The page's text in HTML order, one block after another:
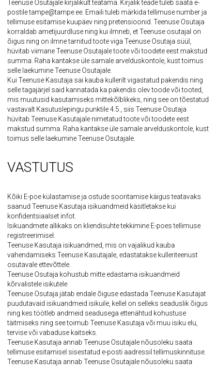
Teenuse Osutajale kirjalikult teatama. Kirjalik teade tuleb saata e-
postile tampe@tampe.ee. Emaili tuleb märkida tellimuse number ja
tellimuse esitamise kuupäev ning pretensioonid. Teenuse Osutaja
korraldab ametijuurdluse ning kui ilmneb, et Teenuse osutajal on
õigus ning on ilmne tarnitud toote viga Teenuse Osutaja süül,
hüvitab viimane Teenuse Osutajale toote või toodete eest makstud
summa. Raha kantakse üle samale arvelduskontole, kust toimus
selle laekumine Teenuse Osutajale.
Kui Teenuse Kasutaja sai kauba kullerilt vigastatud pakendis ning
selle tagajärjel said kannatada ka pakendis olev toode või tooted,
mis muutusid kasutamiseks mittekõlblikeks, ning see on tõestatud
vastavalt Kasutuslepingu punktile 4.5., siis Teenuse Osutaja
hüvitab Teenuse Kasutajale nimetatud toote või toodete eest
makstud summa. Raha kantakse üle samale arvelduskontole, kust
toimus selle laekumine Teenuse Osutajale.
VASTUTUS
Kõiki E-poe külastamise ja ostude sooritamise käigus teatavaks
saanud Teenuse Kasutaja isikuandmeid käsitletakse kui
konfidentsiaalset infot.
Isikuandmete allikaks on kliendisuhte tekkimine E-poes tellimuse
registreerimisel.
Teenuse Kasutaja isikuandmed, mis on vajalikud kauba
vahendamiseks Teenuse Kasutajale, edastatakse kulleriteenust
osutavale ettevõttele.
Teenuse Osutaja kohustub mitte edastama isikuandmeid
kõrvalistele isikutele
Teenuse Osutaja jätab endale õiguse edastada Teenuse Kasutajat
puudutavaid isikuandmeid isikuile, kellel on selleks seaduslik õigus
ning kes töötleb andmeid seadusega ettenähtud kohustuse
täitmiseks ning see toimub Teenuse Kasutaja või muu isiku elu,
tervise või vabaduse kaitseks.
Teenuse Kasutaja annab Teenuse Osutajale nõusoleku saata
tellimuse esitamisel sisestatud e-posti aadressil tellimuskinnituse.
Teenuse Kasutaja annab Teenuse Osutajale nõusoleku saata